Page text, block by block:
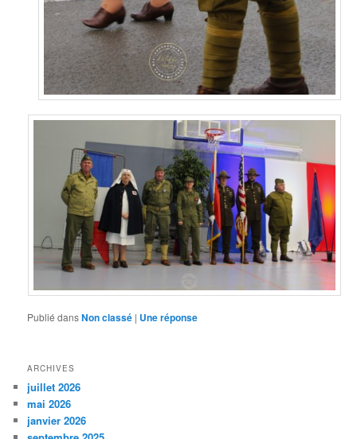
Publié dansNon classé | Uneréponse
ARCHIVES
juillet 2026
mai 2026
janvier 2026